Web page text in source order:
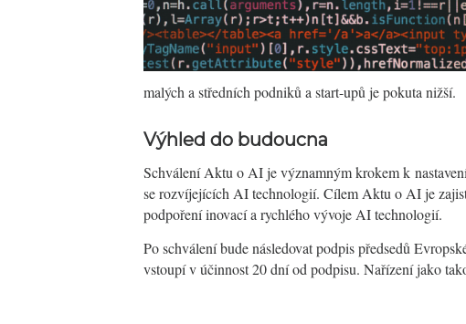
malých a středních podniků a start-upů je pokuta nižší.
Výhled do budoucna
Schválení Aktu o AI je významným krokem k
se rozvíjejících AI technologií. Cílem Aktu o AI je
podpoření inovací a rychlého vývoje AI technologií.
Po schválení bude následovat podpis předsedů
vstoupí v účinnost 20 dní od podpisu. Nařízení jako